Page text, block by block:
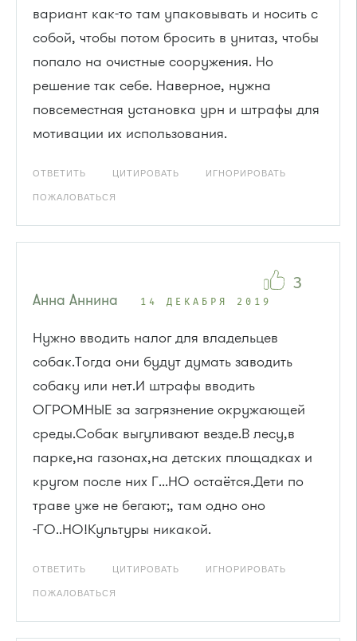
вариант как-то там упаковывать и носить с
собой, чтобы потом бросить в унитаз, чтобы
попало на очистные сооружения. Но
решение так себе. Наверное, нужна
повсеместная установка урн и штрафы для
мотивации их использования.
ОТВЕТИТЬ ЦИТИРОВАТЬ ИГНОРИРОВАТЬ
ПОЖАЛОВАТЬСЯ
Анна Аннина 14 ДЕКАБРЯ 2019
Нужно вводить налог для владельцев
собак.Тогда они будут думать заводить
собаку или нет.И штрафы вводить
ОГРОМНЫЕ за загрязнение окружающей
среды.Собак выгуливают везде.В лесу,в
парке,на газонах,на детских площадках и
кругом после них Г...НО остаётся.Дети по
траве уже не бегают;, там одно оно
-ГО..НО!Культуры никакой.
ОТВЕТИТЬ ЦИТИРОВАТЬ ИГНОРИРОВАТЬ
ПОЖАЛОВАТЬСЯ
3